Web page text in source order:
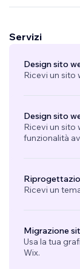
Servizi
Design sito
Ricevi un sito
Design sito
Ricevi un sito
funzionalità
Ricevi un
Migrazione
Usa la tua
Wix.